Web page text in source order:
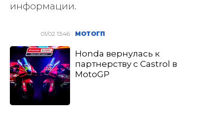
информации.
01/02 13:46 МОТОГП
Honda вернулась к
партнерству с Castrol в
MotoGP